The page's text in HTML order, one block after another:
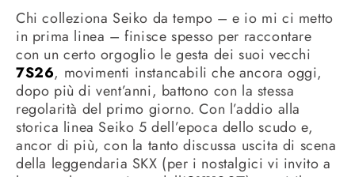
Chi colleziona Seiko da tempo – e io mi ci metto
in prima linea – finisce spesso per raccontare
con un certo orgoglio le gesta dei suoi vecchi
7S26, movimenti instancabili che ancora oggi,
dopo più di vent’anni, battono con la stessa
regolarità del primo giorno. Con l’addio alla
storica linea Seiko 5 dell’epoca dello scudo e,
ancor di più, con la tanto discussa uscita di scena
della leggendaria SKX (per i nostalgici vi invito a